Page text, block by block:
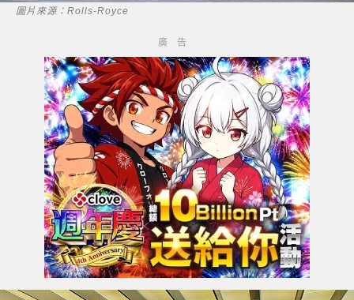
圖片來源：Rolls-Royce